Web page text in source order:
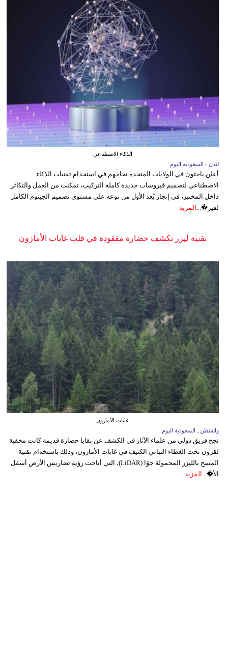
الذكاء الاصطناعي
لندن - السعوديه اليوم
أعلن باحثون في الولايات المتحدة نجاحهم في استخدام تقنيات الذكاء
الاصطناعي لتصميم فيروسات جديدة كاملة التركيب، تمكنت من العمل والتكاثر
داخل المختبر، في إنجاز يُعد الأول من نوعه على مستوى تصميم الجينوم الكامل
لفير�... المزيد
تقنية ليزر تكشف حضارة مفقودة في قلب غابات الأمازون
غابات الأمازون
واشنطن ـ السعودية اليوم
نجح فريق دولي من علماء الآثار في الكشف عن بقايا حضارة قديمة كانت مخفية
لقرون تحت الغطاء النباتي الكثيف في غابات الأمازون، وذلك باستخدام تقنية
المسح بالليزر المحمولة جوًا (LiDAR)، التي أتاحت رؤية تضاريس الأرض أسفل
الأ�... المزيد